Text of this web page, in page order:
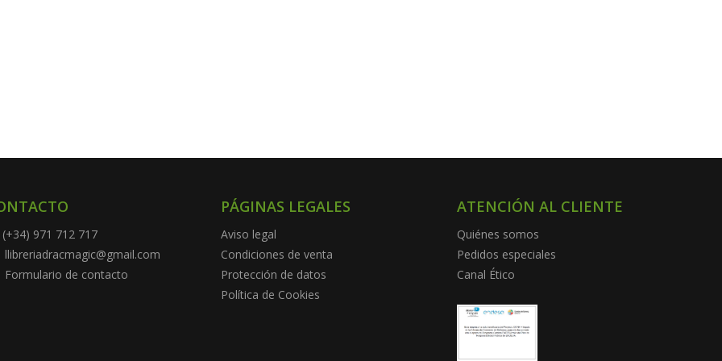
(+34) 971 712 717
llibreriadracmagic@gmail.com
Formulario de contacto
PÁGINAS LEGALES
Aviso legal
Condiciones de venta
Protección de datos
Política de Cookies
ATENCIÓN AL CLIENTE
Quiénes somos
Pedidos especiales
Canal Ético